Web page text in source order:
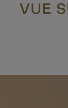
VUE